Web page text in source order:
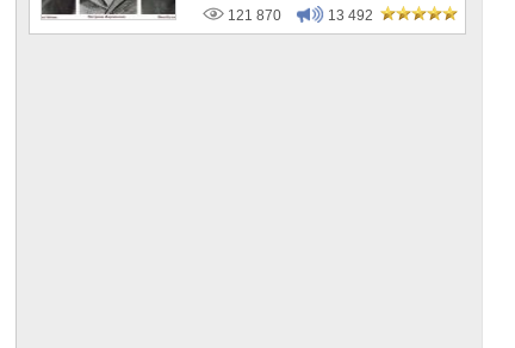
рассказывают в шк
121 870 13 492